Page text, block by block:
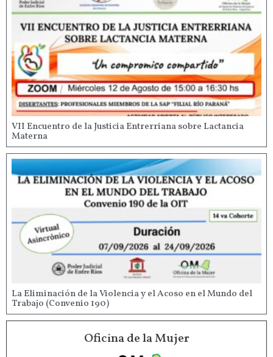
VII Encuentro de la Justicia Entrerriana sobre Lactancia
Materna
La Eliminación de la Violencia y el Acoso en el Mundo del
Trabajo (Convenio 190)
Oficina de la Mujer